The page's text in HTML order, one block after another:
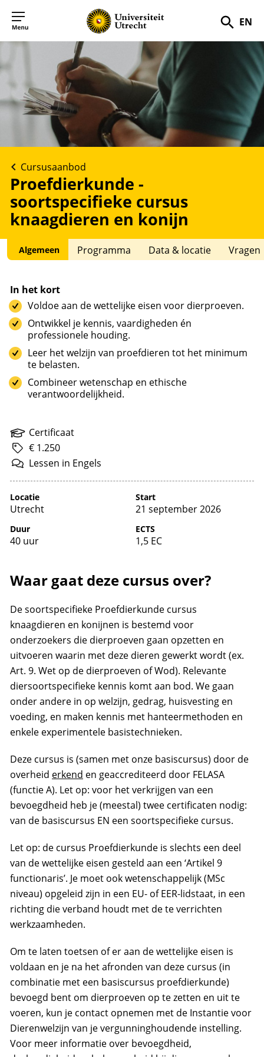
EN
Proefdierkunde -
soortspecifieke cursus
knaagdieren en konijn
Cursusaanbod
Algemeen Programma Data & locatie Vragen
In het kort
Voldoe aan de wettelijke eisen voor dierproeven.
Ontwikkel je kennis, vaardigheden én
professionele houding.
Leer het welzijn van proefdieren tot het minimum
te belasten.
Combineer wetenschap en ethische
verantwoordelijkheid.
Certificaat
€ 1.250
Lessen in Engels
Locatie
Utrecht
Start
21 september 2026
Duur
40 uur
ECTS
1,5 EC
Waar gaat deze cursus over?
De soortspecifieke Proefdierkunde cursus
knaagdieren en konijnen is bestemd voor
onderzoekers die dierproeven gaan opzetten en
uitvoeren waarin met deze dieren gewerkt wordt (ex.
Art. 9. Wet op de dierproeven of Wod). Relevante
diersoortspecifieke kennis komt aan bod. We gaan
onder andere in op welzijn, gedrag, huisvesting en
voeding, en maken kennis met hanteermethoden en
enkele experimentele basistechnieken.
Deze cursus is (samen met onze basiscursus) door de
overheid erkend en geaccrediteerd door FELASA
(functie A). Let op: voor het verkrijgen van een
bevoegdheid heb je (meestal) twee certificaten nodig:
van de basiscursus EN een soortspecifieke cursus.
Let op: de cursus Proefdierkunde is slechts een deel
van de wettelijke eisen gesteld aan een ‘Artikel 9
functionaris’. Je moet ook wetenschappelijk (MSc
niveau) opgeleid zijn in een EU- of EER-lidstaat, in een
richting die verband houdt met de te verrichten
werkzaamheden.
Om te laten toetsen of er aan de wettelijke eisen is
voldaan en je na het afronden van deze cursus (in
combinatie met een basiscursus proefdierkunde)
bevoegd bent om dierproeven op te zetten en uit te
voeren, kun je contact opnemen met de Instantie voor
Dierenwelzijn van je vergunninghoudende instelling.
Voor meer informatie over bevoegdheid,